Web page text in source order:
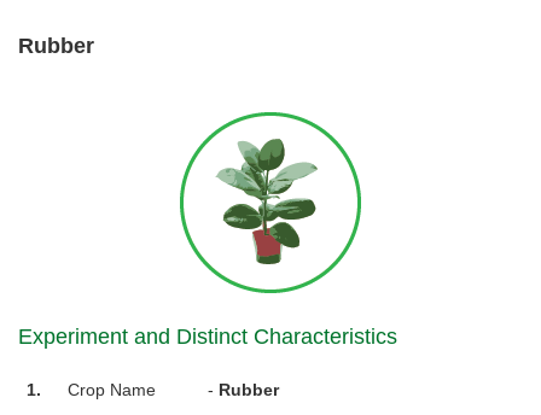
Rubber
Experiment and Distinct Characteristics
1. Crop Name - Rubber